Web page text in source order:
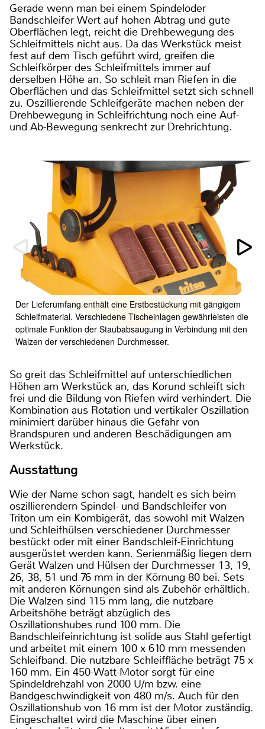
Gerade wenn man bei einem Spindeloder
Bandschleifer Wert auf hohen Abtrag und gute
Oberflächen legt, reicht die Drehbewegung des
Schleifmittels nicht aus. Da das Werkstück meist
fest auf dem Tisch geführt wird, greifen die
Schleifkörper des Schleifmittels immer auf
derselben Höhe an. So schleit man Riefen in die
Oberflächen und das Schleifmittel setzt sich schnell
zu. Oszillierende Schleifgeräte machen neben der
Drehbewegung in Schleifrichtung noch eine Auf-
und Ab-Bewegung senkrecht zur Drehrichtung.
Der Lieferumfang enthält eine Erstbestückung mit gängigem
Schleifmaterial. Verschiedene Tischeinlagen gewährleisten die
optimale Funktion der Staubabsaugung in Verbindung mit den
Walzen der verschiedenen Durchmesser.
So greit das Schleifmittel auf unterschiedlichen
Höhen am Werkstück an, das Korund schleift sich
frei und die Bildung von Riefen wird verhindert. Die
Kombination aus Rotation und vertikaler Oszillation
minimiert darüber hinaus die Gefahr von
Brandspuren und anderen Beschädigungen am
Werkstück.
Ausstattung
Wie der Name schon sagt, handelt es sich beim
oszillierendern Spindel- und Bandschleifer von
Triton um ein Kombigerät, das sowohl mit Walzen
und Schleifhülsen verschiedener Durchmesser
bestückt oder mit einer Bandschleif-Einrichtung
ausgerüstet werden kann. Serienmäßig liegen dem
Gerät Walzen und Hülsen der Durchmesser 13, 19,
26, 38, 51 und 76 mm in der Körnung 80 bei. Sets
mit anderen Körnungen sind als Zubehör erhältlich.
Die Walzen sind 115 mm lang, die nutzbare
Arbeitshöhe beträgt abzüglich des
Oszillationshubes rund 100 mm. Die
Bandschleifeinrichtung ist solide aus Stahl gefertigt
und arbeitet mit einem 100 x 610 mm messenden
Schleifband. Die nutzbare Schleiffläche beträgt 75 x
160 mm. Ein 450-Watt-Motor sorgt für eine
Spindeldrehzahl von 2000 U/m bzw. eine
Bandgeschwindigkeit von 480 m/s. Auch für den
Oszillationshub von 16 mm ist der Motor zuständig.
Eingeschaltet wird die Maschine über einen